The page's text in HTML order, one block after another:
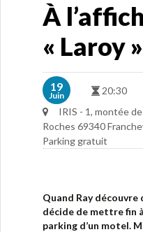
À
« Laroy »
19
Juin
20:30
IRIS - 1, montée
Roches 69340
Parking gratuit
Quand Ray découvre
décide de mettre fin
parking d’un motel.